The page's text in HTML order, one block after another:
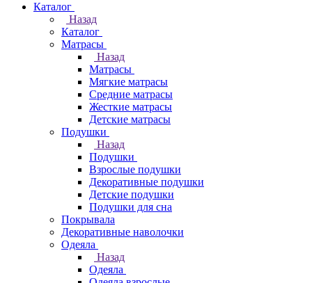
Каталог
Назад
Каталог
Матрасы
Назад
Матрасы
Мягкие матрасы
Средние матрасы
Жесткие матрасы
Детские матрасы
Подушки
Назад
Подушки
Взрослые подушки
Декоративные подушки
Детские подушки
Подушки для сна
Покрывала
Декоративные наволочки
Одеяла
Назад
Одеяла